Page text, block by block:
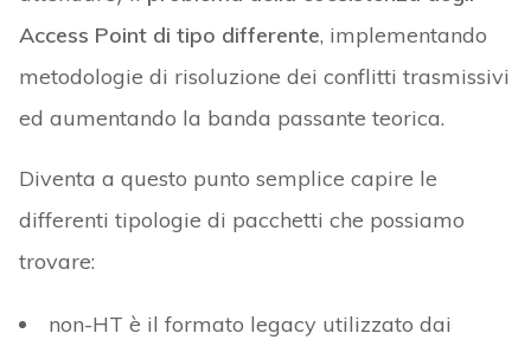
Access Point di tipo differente, implementando
metodologie di risoluzione dei conflitti trasmissivi
ed aumentando la banda passante teorica.
Diventa a questo punto semplice capire le
differenti tipologie di pacchetti che possiamo
trovare:
non-HT è il formato legacy utilizzato dai